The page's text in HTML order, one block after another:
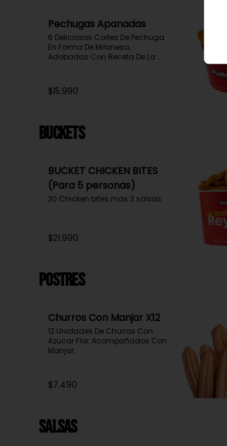
Pechugas Apanadas
6 Deliciosos Cortes De Pechuga
En Forma De Milanesa,
Adobadas Con Receta De La
+ Salsa Rey
$15.990
BUCKETS
BUCKET CHICKEN BITES
(Para 5 personas)
30 Chicken bites mas 3 salsas
$21.990
Postres
Churros Con Manjar X12
12 Unidades De Churros Con
Azucar Flor, Acompañados Con
Manjar.
$7.490
Salsas